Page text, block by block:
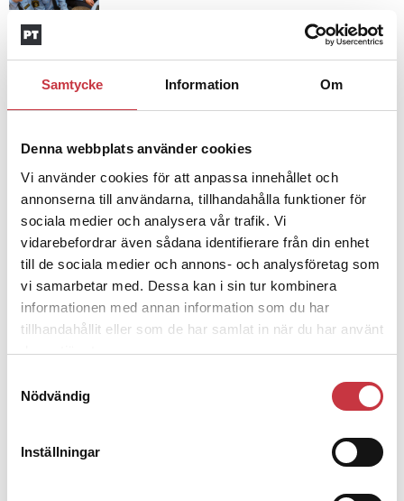
Samtycke Information Om
Denna webbplats använder cookies
Vi använder cookies för att anpassa innehållet och
annonserna till användarna, tillhandahålla funktioner för
sociala medier och analysera vår trafik. Vi
vidarebefordrar även sådana identifierare från din enhet
till de sociala medier och annons- och analysföretag som
vi samarbetar med. Dessa kan i sin tur kombinera
informationen med annan information som du har
tillhandahållit eller som de har samlat in när du har använt
deras tjänster.
Nödvändig
Inställningar
Jens Mårtensson:Snart 20 år i tjänst
– nu ska han lära sig grunderna
4 juni 2026
Polisregionen erkänner fel: ”Kommer
att rättas till”
Debatt